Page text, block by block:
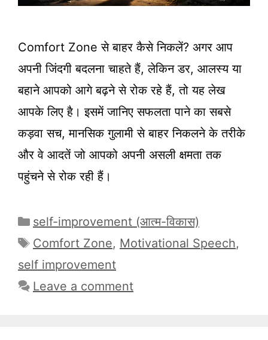
Comfort Zone से बाहर कैसे निकलें? अगर आप
अपनी जिंदगी बदलना चाहते हैं, लेकिन डर, आलस्य या
बहाने आपको आगे बढ़ने से रोक रहे हैं, तो यह लेख
आपके लिए है। इसमें जानिए सफलता पाने का सबसे
कड़वा सच, मानसिक गुलामी से बाहर निकलने के तरीके
और वे आदतें जो आपको अपनी असली क्षमता तक
पहुंचने से रोक रही हैं।
Categories
self-improvement (आत्म-विकास)
Tags
Comfort Zone, Motivational Speech,
self improvement
Leave a comment